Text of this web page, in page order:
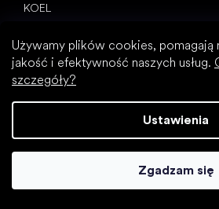
Używamy plików cookies, pomagają
jakość i efektywność naszych usług.
szczegóły?
Ustawienia
Zgadzam się
KOEL
Paluch koślawy (haluks)
Ostroga piętowa
Buty wodoodporne
Zrozumieć buty barefoot